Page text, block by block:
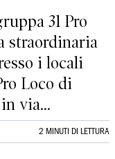
31 Pro
straordinaria
i locali
Loco di
via...
2 MINUTI DI LETTURA